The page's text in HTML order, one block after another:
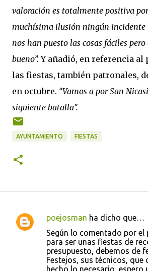
valoración es totalmente positiva
muchísima ilusión ningún incidente
nos han puesto las cosas fáciles pero
bueno”.Y añadió, en referencia
las fiestas, también patronales,
en octubre. “Vamos a por San
siguiente batalla”.
AYUNTAMIENTO FIESTAS
C
poejosman ha dicho que…
Según lo comentado por el
para ser unas fiestas de
presupuesto, debemos de
Festejos, sus técnicos, que
hecho lo necesario, espero